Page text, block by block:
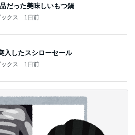
だった美味しいもつ鍋
クス 1日前
入したスシローセール
クス 1日前